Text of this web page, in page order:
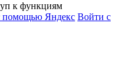
к функциям
помощью Яндекс Войти с